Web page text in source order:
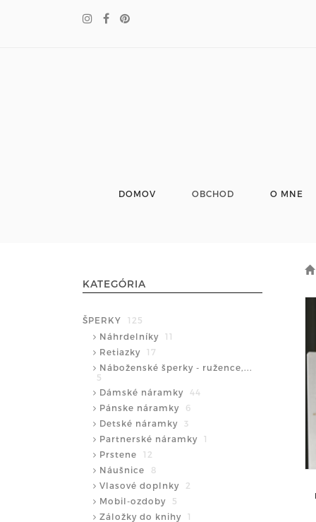
DOMOV OBCHOD O MNE
KATEGÓRIA
ŠPERKY
125
Náhrdelníky
11
Retiazky
17
Náboženské šperky - ružence,...
5
Dámské náramky
44
Pánske náramky
6
Detské náramky
3
Partnerské náramky
1
Prstene
12
Náušnice
8
Vlasové doplnky
2
Mobil-ozdoby
5
Záložky do knihy
1